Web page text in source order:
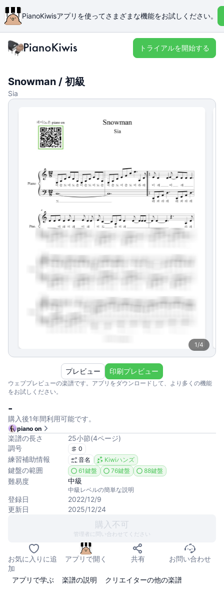
PianoKiwisアプリを使ってさまざまな機能をお試しください。
トライアルを開始する
Snowman / 初級
Sia
1/4
ウェブプレビューの楽譜です。アプリをダウンロードして、より多くの機能
をお試しください。
プレビュー 印刷プレビュー
-
購入後1年間利用可能です。
piano on
楽譜の長さ 25小節(4ページ)
調号
0
練習補助情報 音名 Kiwiハンズ
鍵盤の範囲 61鍵盤 76鍵盤 88鍵盤
難易度 中級
中級レベルの簡単な説明
登録日
2022/12/9
更新日
2025/12/24
購入不可
管理者に問い合わせてください
お気に入りに追
加
アプリで開く 共有 お問い合わせ
アプリで学ぶ 楽譜の説明 クリエイターの他の楽譜